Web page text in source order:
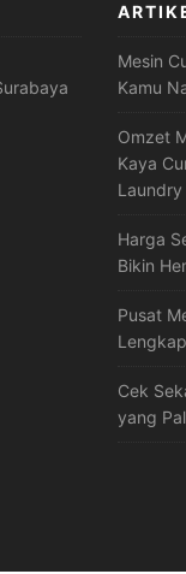
Mesin
Kamu
Omzet
Kaya
Laundry
Harga
Bikin
Pusat
Cek
yang